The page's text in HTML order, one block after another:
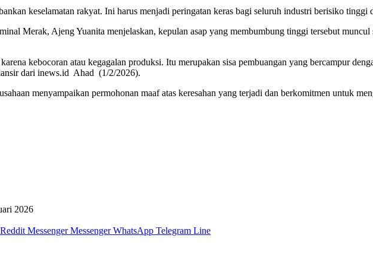
keselamatan rakyat. Ini harus menjadi peringatan keras bagi seluruh industri berisiko tinggi
Merak, Ajeng Yuanita menjelaskan, kepulan asap yang membumbung tinggi tersebut
kebocoran atau kegagalan produksi. Itu merupakan sisa pembuangan yang bercampur
dari inews.id Ahad (1/2/2026).
menyampaikan permohonan maaf atas keresahan yang terjadi dan berkomitmen untuk
2026
Reddit Messenger Messenger WhatsApp Telegram Line